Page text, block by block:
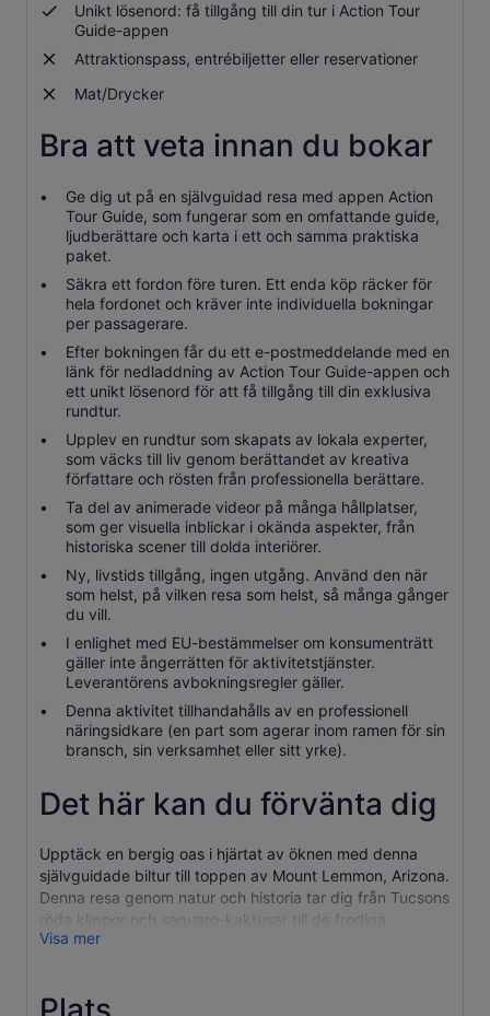
Unikt lösenord: få tillgång till din tur i Action Tour
Guide-appen
Attraktionspass, entrébiljetter eller reservationer
Mat/Drycker
Bra att veta innan du bokar
Ge dig ut på en självguidad resa med appen Action
Tour Guide, som fungerar som en omfattande guide,
ljudberättare och karta i ett och samma praktiska
paket.
Säkra ett fordon före turen. Ett enda köp räcker för
hela fordonet och kräver inte individuella bokningar
per passagerare.
Efter bokningen får du ett e-postmeddelande med en
länk för nedladdning av Action Tour Guide-appen och
ett unikt lösenord för att få tillgång till din exklusiva
rundtur.
Upplev en rundtur som skapats av lokala experter,
som väcks till liv genom berättandet av kreativa
författare och rösten från professionella berättare.
Ta del av animerade videor på många hållplatser,
som ger visuella inblickar i okända aspekter, från
historiska scener till dolda interiörer.
Ny, livstids tillgång, ingen utgång. Använd den när
som helst, på vilken resa som helst, så många gånger
du vill.
I enlighet med EU-bestämmelser om konsumenträtt
gäller inte ångerrätten för aktivitetstjänster.
Leverantörens avbokningsregler gäller.
Denna aktivitet tillhandahålls av en professionell
näringsidkare (en part som agerar inom ramen för sin
bransch, sin verksamhet eller sitt yrke).
Det här kan du förvänta dig
Upptäck en bergig oas i hjärtat av öknen med denna
självguidade biltur till toppen av Mount Lemmon, Arizona.
Denna resa genom natur och historia tar dig från Tucsons
röda klippor och saguaro-kaktusar till de frodiga
gammelskogarna i Catalina Mountains. Längs vägen
sida av Arizona som du aldrig har sett!
Visa mer